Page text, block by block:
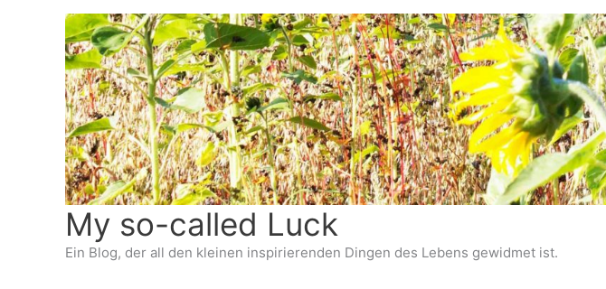
My so-called Luck
Ein Blog, der all den kleinen inspirierenden Dingen des Lebens gewidmet ist.